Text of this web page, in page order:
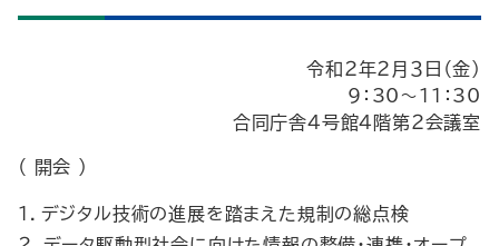
令和２年２月３日（金）
9：30～11：30
合同庁舎４号館４階第２会議室
（ 開会 ）
１．デジタル技術の進展を踏まえた規制の総点検